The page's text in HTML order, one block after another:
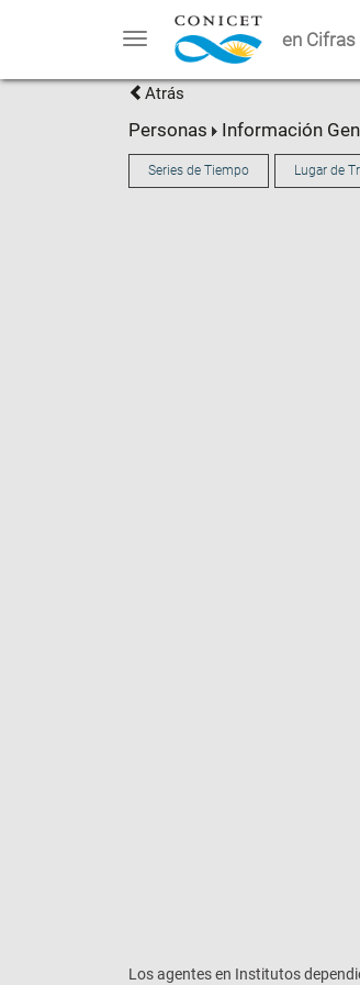
Toggle
navigation
en Cifras
Atrás
Personas Información
Series de Tiempo Lugar de
Los agentes en Institutos